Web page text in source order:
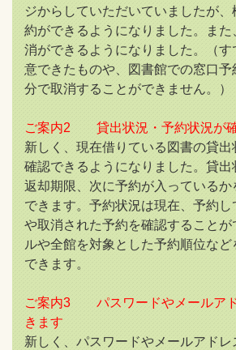
ジからしていただいていましたが
約ができるようになりました。また
消ができるようになりました。（す
意できたものや、図書館での窓口予
分で取消することができません。）
ご案内2 貸出状況・予約状況が
新しく、現在借りている図書の貸
確認できるようになりました。貸
返却期限、次に予約が入っている
できます。予約状況は現在、予約し
や取消された予約を確認することが
ルや全館を対象とした予約順位な
できます。
ご案内3 パスワードやメールア
きます
新しく、パスワードやメールアド